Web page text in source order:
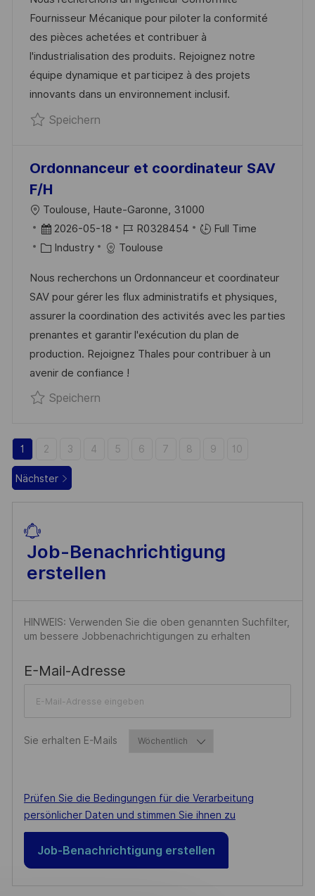
H
M
D
E
R
V
E
F
N
T
H
-
I
D
E
G
O
R
E
Fournisseur Mécanique pour piloter la conformité
des pièces achetées et contribuer à
l'industrialisation des produits. Rejoignez notre
équipe dynamique et participez à des projets
innovants dans un environnement inclusif.
SpeichernSpeichern Ingénieur Conformité
Ordonnanceur et coordinateur SAV
F/H
O Toulouse, Haute-Garonne, 31000
D
A
U
M
D
E
R
V
E
F
E
T
L
I
U
G
2026-05-18
J
O
-
I
D
R0328454
Full Time
K
T
E
G
O
R
I
E
Industry Toulouse
Nous recherchons un Ordonnanceur et coordinateur
SAV pour gérer les flux administratifs et physiques,
assurer la coordination des activités avec les parties
prenantes et garantir l'exécution du plan de
production. Rejoignez Thales pour contribuer à un
avenir de confiance !
SpeichernSpeichern Ordonnanceur et
1 2 3 4 5 6 7 8 9 10
Nächster
Job-Benachrichtigung
erstellen
HINWEIS: Verwenden Sie die oben genannten Suchfilter,
um bessere Jobbenachrichtigungen zu erhalten
E-Mail-AdresseRequired
Sie erhalten E-MailsRequired
Required
Prüfen Sie die Bedingungen für die Verarbeitung
persönlicher Daten und stimmen Sie ihnen zu
Job-Benachrichtigung erstellen